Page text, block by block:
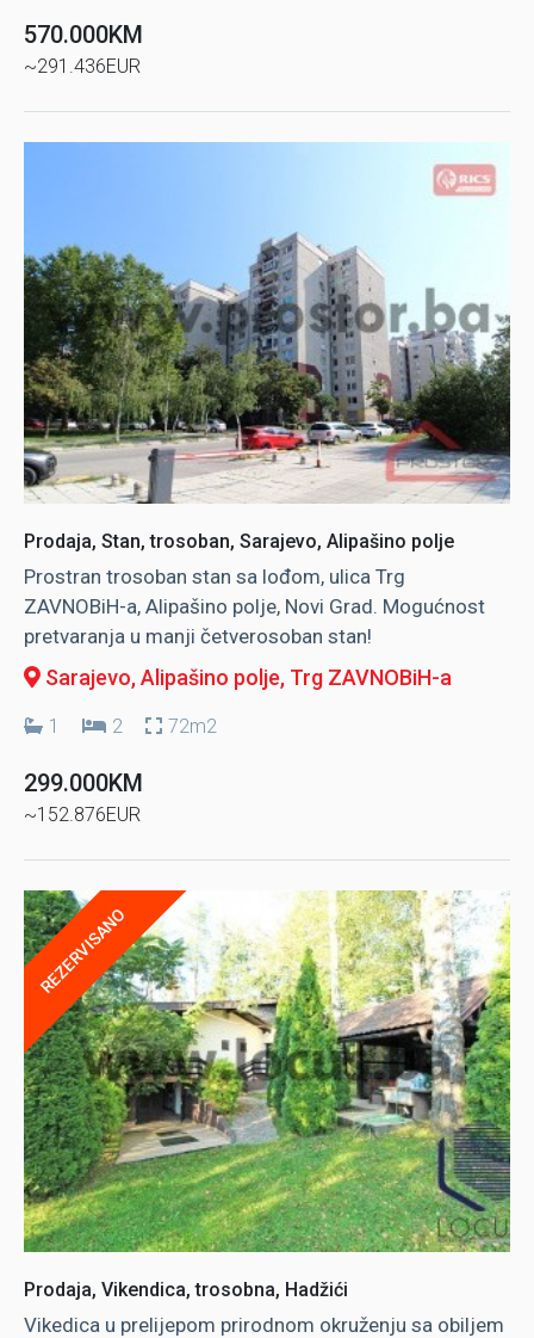
570.000KM
~291.436EUR
Prodaja, Stan, trosoban, Sarajevo, Alipašino polje
Prostran trosoban stan sa lođom, ulica Trg
ZAVNOBiH-a, Alipašino polje, Novi Grad. Mogućnost
pretvaranja u manji četverosoban stan!
Sarajevo, Alipašino polje, Trg ZAVNOBiH-a
1 2 72m2
299.000KM
~152.876EUR
REZERVISANO
Prodaja, Vikendica, trosobna, Hadžići
Vikedica u prelijepom prirodnom okruženju sa obiljem